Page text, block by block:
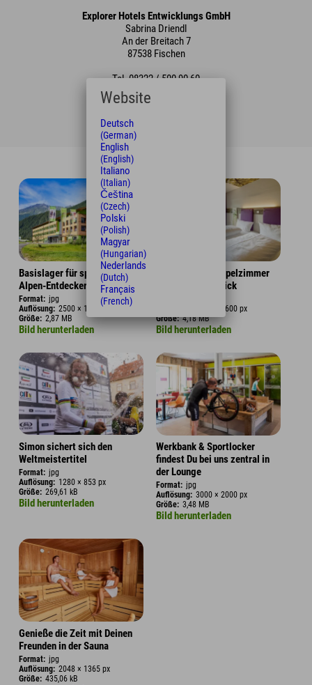
Explorer Hotels Entwicklungs GmbH
Sabrina Driendl
An der Breitach 7
87538 Fischen
Tel. 08322 / 500 90 60
pr@explorer-hotels.com
Basislager für sportliche
Alpen-Entdecker
Format: jpg
Auflösung: 2500 × 1749 px
Größe: 2,87 MB
Bild herunterladen
Gemütliches Doppelzimmer
mit tollem Ausblick
3900 × 2600 px
Größe: 4,18 MB
Bild herunterladen
Simon sichert sich den
Weltmeistertitel
Format: jpg
Auflösung: 1280 × 853 px
Größe: 269,61 kB
Bild herunterladen
Werkbank & Sportlocker
findest Du bei uns zentral in
der Lounge
Format: jpg
Auflösung: 3000 × 2000 px
Größe: 3,48 MB
Bild herunterladen
Genieße die Zeit mit Deinen
Freunden in der Sauna
Format: jpg
Auflösung: 2048 × 1365 px
Größe: 435,06 kB
Website
Deutsch
(German)
English
(English)
Italiano
(Italian)
Čeština
(Czech)
Polski
(Polish)
Magyar
(Hungarian)
Nederlands
(Dutch)
Français
(French)